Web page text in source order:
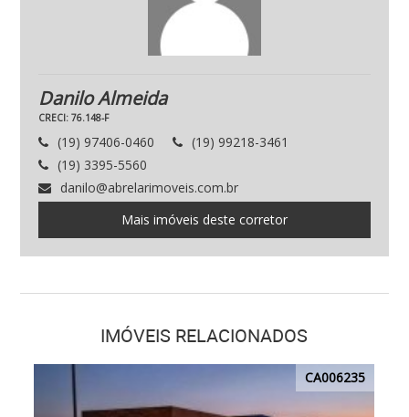
Danilo Almeida
CRECI: 76.148-F
(19) 97406-0460
(19) 99218-3461
(19) 3395-5560
danilo@abrelarimoveis.com.br
Mais imóveis deste corretor
IMÓVEIS RELACIONADOS
CA006235